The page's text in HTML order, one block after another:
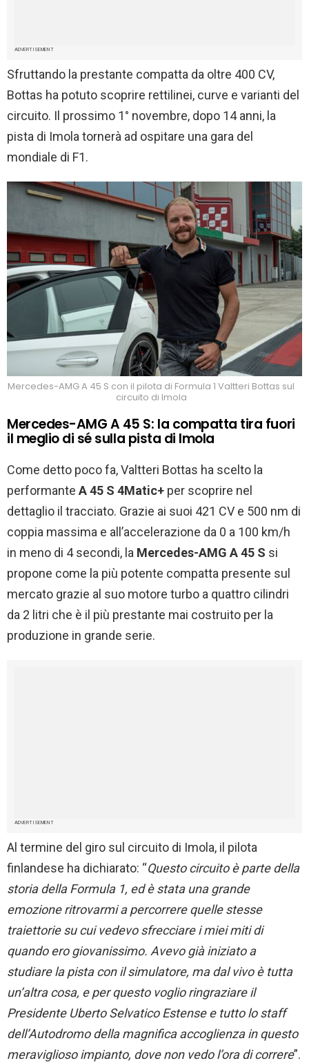
ADVERTISEMENT
Sfruttando la prestante compatta da oltre 400 CV,
Bottas ha potuto scoprire rettilinei, curve e varianti del
circuito. Il prossimo 1° novembre, dopo 14 anni, la
pista di Imola tornerà ad ospitare una gara del
mondiale di F1.
Mercedes-AMG A 45 S con il pilota di Formula 1 Valtteri Bottas sul
circuito di Imola
Mercedes-AMG A 45 S: la compatta tira fuori
il meglio di sé sulla pista di Imola
Come detto poco fa, Valtteri Bottas ha scelto la
performante A 45 S 4Matic+ per scoprire nel
dettaglio il tracciato. Grazie ai suoi 421 CV e 500 nm di
coppia massima e all’accelerazione da 0 a 100 km/h
in meno di 4 secondi, la Mercedes-AMG A 45 S si
propone come la più potente compatta presente sul
mercato grazie al suo motore turbo a quattro cilindri
da 2 litri che è il più prestante mai costruito per la
produzione in grande serie.
ADVERTISEMENT
Al termine del giro sul circuito di Imola, il pilota
finlandese ha dichiarato: “Questo circuito è parte della
storia della Formula 1, ed è stata una grande
emozione ritrovarmi a percorrere quelle stesse
traiettorie su cui vedevo sfrecciare i miei miti di
quando ero giovanissimo. Avevo già iniziato a
studiare la pista con il simulatore, ma dal vivo è tutta
un’altra cosa, e per questo voglio ringraziare il
Presidente Uberto Selvatico Estense e tutto lo staff
dell’Autodromo della magnifica accoglienza in questo
meraviglioso impianto, dove non vedo l’ora di correre”.